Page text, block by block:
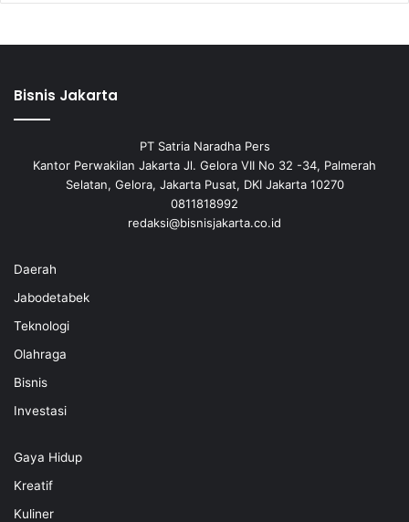
Bisnis Jakarta
PT Satria Naradha Pers
Kantor Perwakilan Jakarta Jl. Gelora VII No 32 -34, Palmerah
Selatan, Gelora, Jakarta Pusat, DKI Jakarta 10270
0811818992
redaksi@bisnisjakarta.co.id
Daerah
Jabodetabek
Teknologi
Olahraga
Bisnis
Investasi
Gaya Hidup
Kreatif
Kuliner